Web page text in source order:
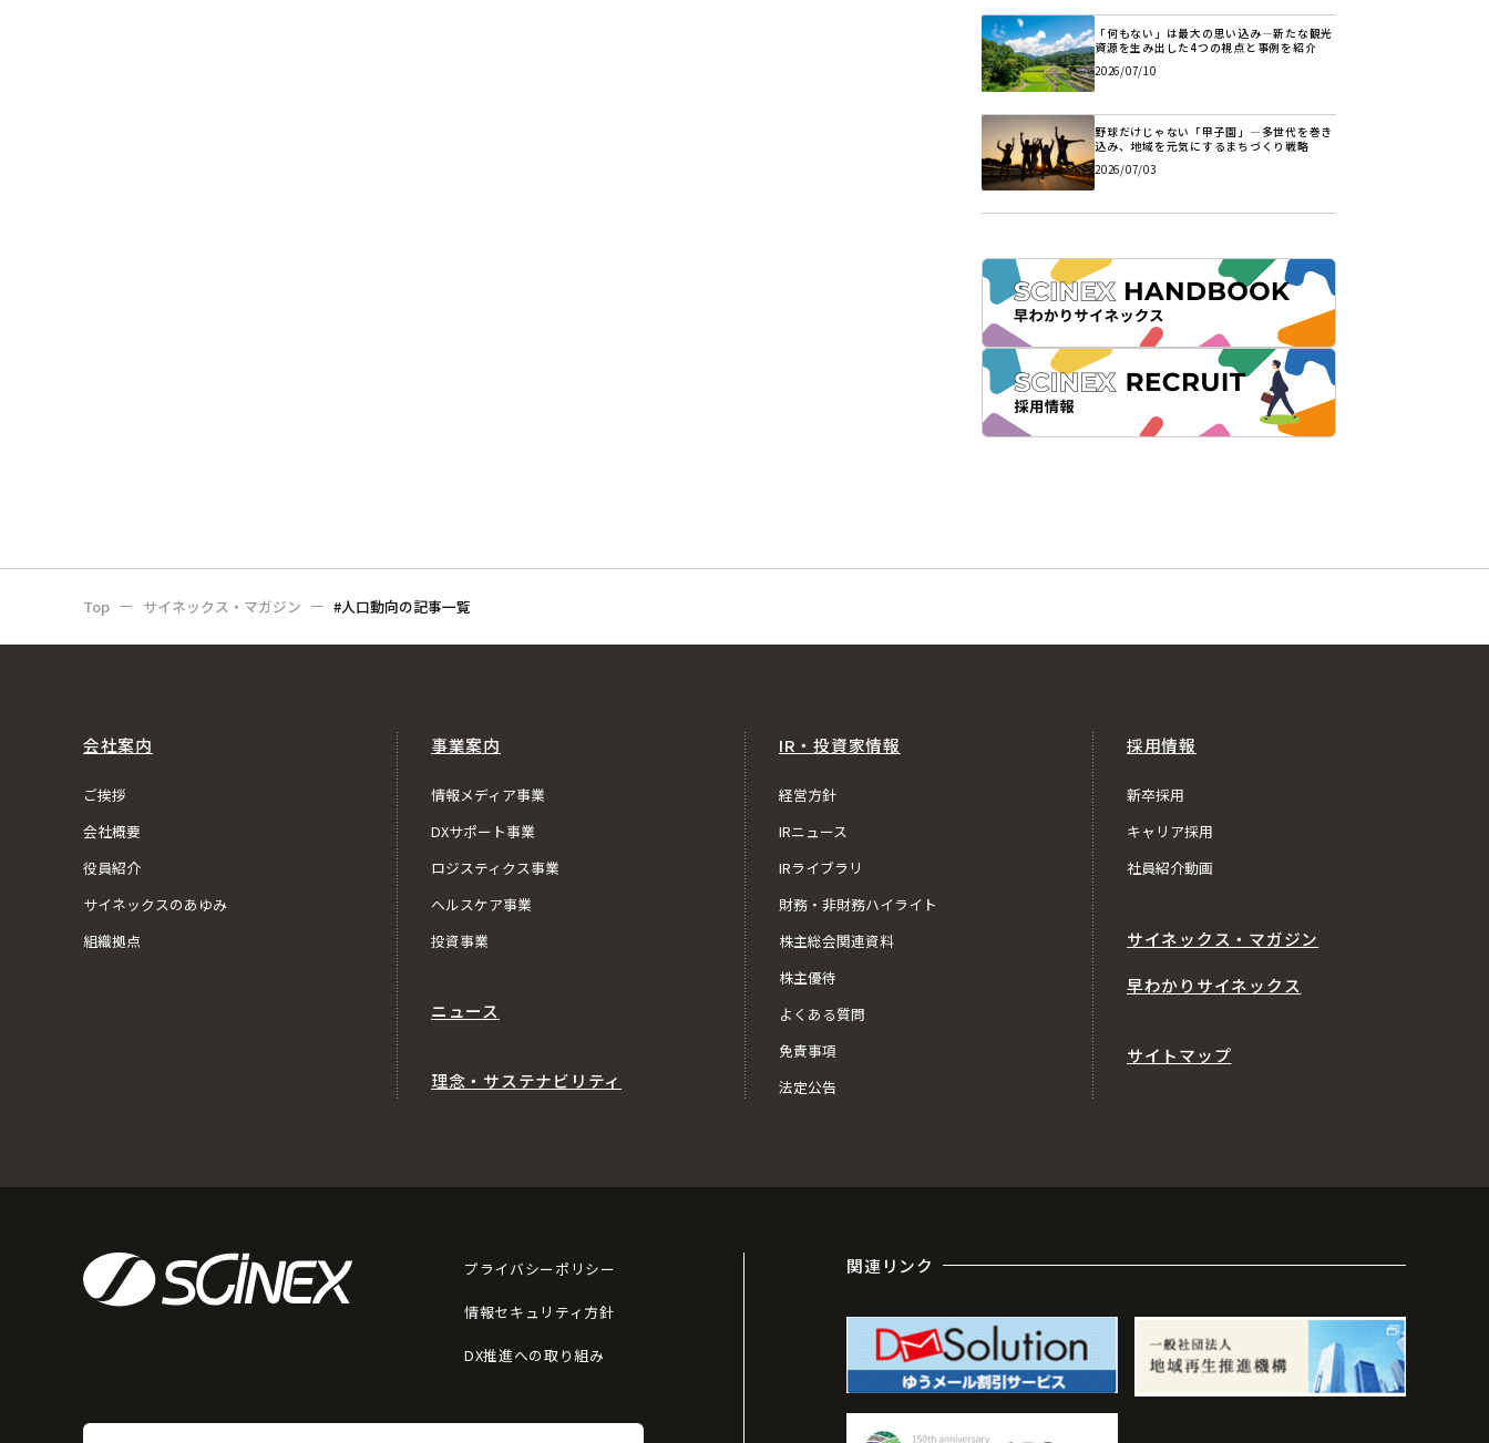
「何もない」は最大の思い込み―新たな観光
資源を生み出した4つの視点と事例を紹介
2026/07/10
野球だけじゃない「甲子園」―多世代を巻き
込み、地域を元気にするまちづくり戦略
2026/07/03
Top サイネックス・マガジン #人口動向の記事一覧
会社案内
ご挨拶
会社概要
役員紹介
サイネックスのあゆみ
組織拠点
事業案内
情報メディア事業
DXサポート事業
ロジスティクス事業
ヘルスケア事業
投資事業
ニュース
理念・サステナビリティ
IR・投資家情報
経営方針
IRニュース
IRライブラリ
財務・非財務ハイライト
株主総会関連資料
株主優待
よくある質問
免責事項
法定公告
採用情報
新卒採用
キャリア採用
社員紹介動画
サイネックス・マガジン
早わかりサイネックス
サイトマップ
プライバシーポリシー
情報セキュリティ方針
DX推進への取り組み
関連リンク